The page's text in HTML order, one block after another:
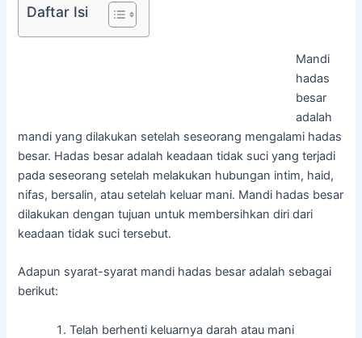
Daftar Isi
Mandi
hadas
besar
adalah
mandi yang dilakukan setelah seseorang mengalami hadas
besar. Hadas besar adalah keadaan tidak suci yang terjadi
pada seseorang setelah melakukan hubungan intim, haid,
nifas, bersalin, atau setelah keluar mani. Mandi hadas besar
dilakukan dengan tujuan untuk membersihkan diri dari
keadaan tidak suci tersebut.
Adapun syarat-syarat mandi hadas besar adalah sebagai
berikut:
Telah berhenti keluarnya darah atau mani